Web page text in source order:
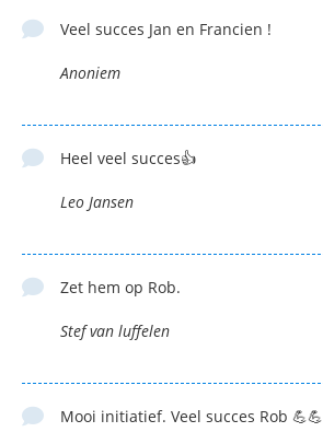
Veel succes Jan en Francien !
Anoniem
Heel veel succes👍
Leo Jansen
Zet hem op Rob.
Stef van luffelen
Mooi initiatief. Veel succes Rob 💪💪